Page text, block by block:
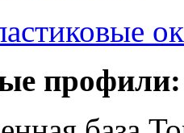
профили: